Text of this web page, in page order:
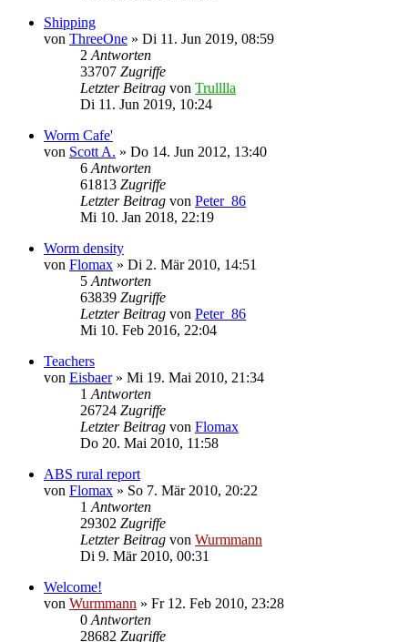
Shipping
von ThreeOne » Di 11. Jun 2019, 08:59
2 Antworten
33707 Zugriffe
Letzter Beitrag von Trulllla
Di 11. Jun 2019, 10:24
Worm Cafe'
von Scott A. » Do 14. Jun 2012, 13:40
6 Antworten
61813 Zugriffe
Letzter Beitrag von Peter_86
Mi 10. Jan 2018, 22:19
Worm density
von Flomax » Di 2. Mär 2010, 14:51
5 Antworten
63839 Zugriffe
Letzter Beitrag von Peter_86
Mi 10. Feb 2016, 22:04
Teachers
von Eisbaer» Mi 19. Mai 2010, 21:34
1 Antworten
26724 Zugriffe
Letzter Beitrag von Flomax
Do 20. Mai 2010, 11:58
ABS rural report
von Flomax » So 7. Mär 2010, 20:22
1 Antworten
29302 Zugriffe
Letzter Beitrag von Wurmmann
Di 9. Mär 2010, 00:31
Welcome!
von Wurmmann » Fr 12. Feb 2010, 23:28
0 Antworten
28682 Zugriffe